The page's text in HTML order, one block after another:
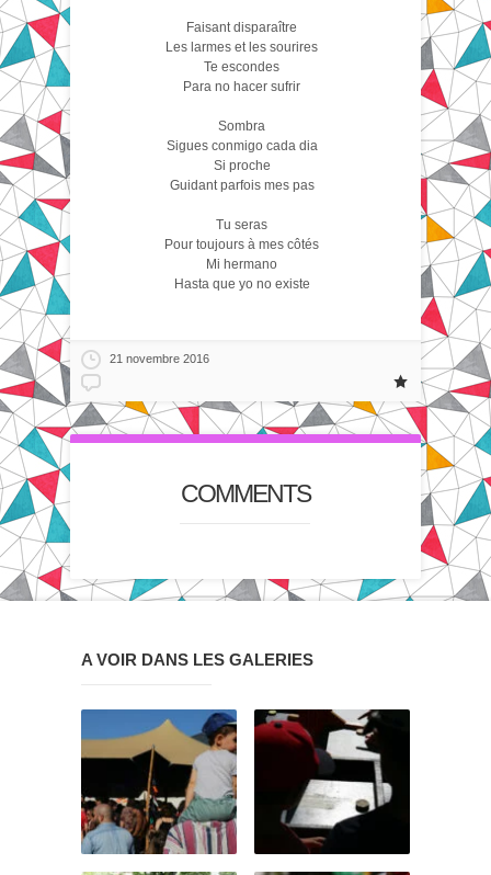
Faisant disparaître
Les larmes et les sourires
Te escondes
Para no hacer sufrir
Sombra
Sigues conmigo cada dia
Si proche
Guidant parfois mes pas
Tu seras
Pour toujours à mes côtés
Mi hermano
Hasta que yo no existe
21 novembre 2016
COMMENTS
A VOIR DANS LES GALERIES